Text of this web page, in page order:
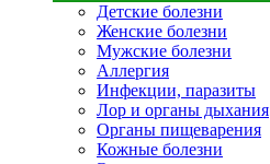
Детские болезни
Женские болезни
Мужские болезни
Аллергия
Инфекции, паразиты
Лор и органы дыхания
Органы пищеварения
Кожные болезни